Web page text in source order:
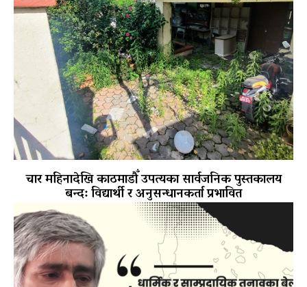
चार महिनादेखि काठमाडौँ उपत्यका सार्वजनिक पुस्तकालय
बन्द: विद्यार्थी र अनुसन्धानकर्ता प्रभावित